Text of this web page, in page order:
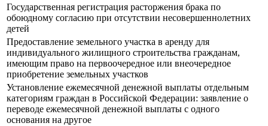
Государственная регистрация расторжения брака по
обоюдному согласию при отсутствии несовершеннолетних
детей
Предоставление земельного участка в аренду для
индивидуального жилищного строительства гражданам,
имеющим право на первоочередное или внеочередное
приобретение земельных участков
Установление ежемесячной денежной выплаты отдельным
категориям граждан в Российской Федерации: заявление о
переводе ежемесячной денежной выплаты с одного
основания на другое